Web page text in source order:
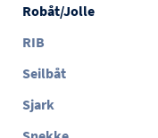
Robåt/Jolle
RIB
Seilbåt
Sjark